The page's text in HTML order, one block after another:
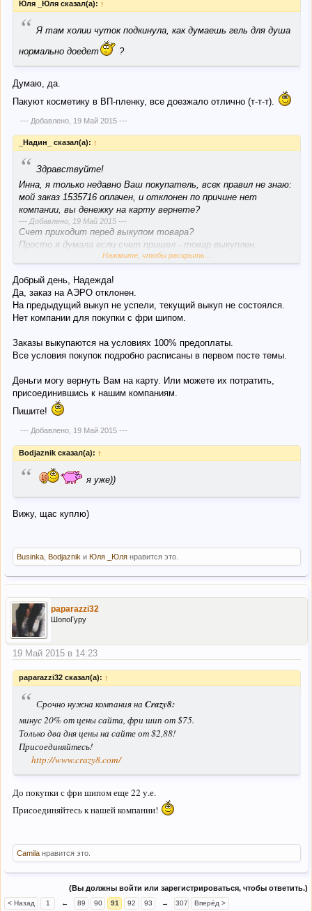
Юля _Юля сказал(а): ↑
“ Я там холии чуток подкинула, как думаешь гель для душа
нормально доедет
?
Думаю, да.
Пакуют косметику в ВП-пленку, все доезжало отлично (т-т-т).
--- Добавлено, 19 Май 2015---
_Надин_ сказал(а): ↑
“ Здравствуйте!
Инна, я только недавно Ваш покупатель, всех правил не знаю:
мой заказ 1535716 оплачен, и отклонен по причине нет
компании, вы денежку на карту вернете?
--- Добавлено, 19 Май 2015 ---
Счет приходит перед выкупом товара?
Просто я думала если счет пришел - товар выкуплен.
Сейчас на сайте есть нужный размер, вы Аэро уже не
Что-то я запуталась.
Доставку можно и море и авиа, что собирётся.
Нажмите, чтобы раскрыть...
Добрый день, Надежда!
Да, заказ на АЭРО отклонен.
На предыдущий выкуп не успели, текущий выкуп не состоялся.
Нет компании для покупки с фри шипом.
Заказы выкупаются на условиях 100% предоплаты.
Все условия покупок подробно расписаны в первом посте темы.
Деньги могу вернуть Вам на карту. Или можете их потратить,
присоединившись к нашим компаниям.
Пишите!
--- Добавлено, 19 Май 2015---
Bodjaznik сказал(а): ↑
“ я уже))
Вижу, щас куплю)
Businka Bodjaznik и Юля _Юля нравится это.
paparazzi32
ШопоГуру
19 Май 2015 в 14:23
paparazzi32 сказал(а): ↑
“ Срочно нужна компания на Crazy8:
минус 20% от цены сайта, фри шип от $75.
Только два дня цены на сайте от $2,88!
Присоединяйтесь!
http://www.crazy8.com/
До покупки с фри шипом еще 22 у.е.
Присоединяйтесь к нашей компании!
Camila нравится это.
(Вы должны войти или зарегистрироваться, чтобы ответить.)
< Назад 1 ← 89 90 91 92 93 → 307 Вперёд >